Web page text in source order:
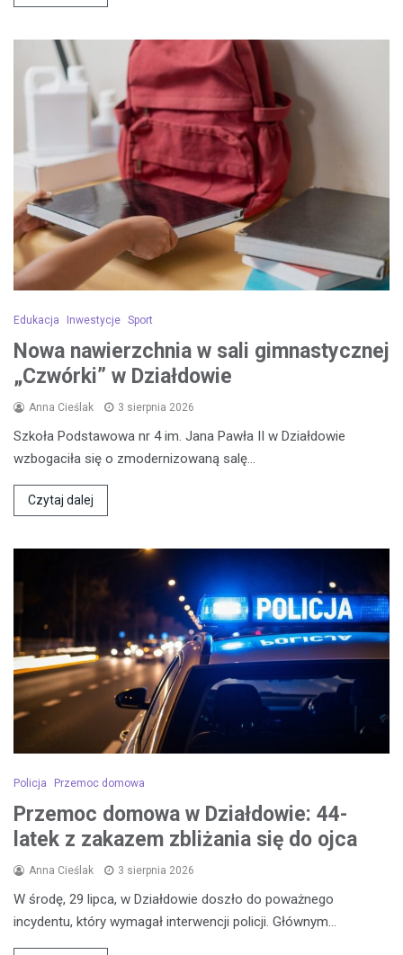
Edukacja Inwestycje Sport
Nowa nawierzchnia w sali gimnastycznej
„Czwórki” w Działdowie
Anna Cieślak 3 sierpnia 2026
Szkoła Podstawowa nr 4 im. Jana Pawła II w Działdowie
wzbogaciła się o zmodernizowaną salę…
Czytaj dalej
Policja Przemoc domowa
Przemoc domowa w Działdowie: 44-
latek z zakazem zbliżania się do ojca
Anna Cieślak 3 sierpnia 2026
W środę, 29 lipca, w Działdowie doszło do poważnego
incydentu, który wymagał interwencji policji. Głównym…